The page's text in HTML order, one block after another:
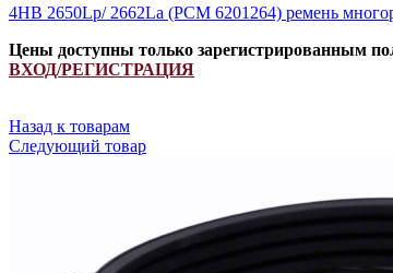
4HB 2650Lp/ 2662La (PCM 6201264) ремень
Цены доступны только зарегистрированным
ВХОД/РЕГИСТРАЦИЯ
Назад к товарам
Следующий товар